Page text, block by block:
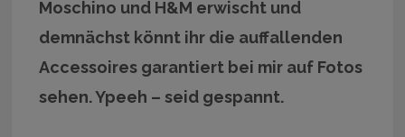
Moschino und H&M erwischt und
demnächst könnt ihr die auffallenden
Accessoires garantiert bei mir auf Fotos
sehen. Ypeeh – seid gespannt.